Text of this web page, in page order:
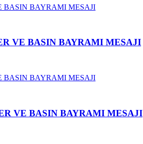
VE BASIN BAYRAMI MESAJI
VE BASIN BAYRAMI MESAJI